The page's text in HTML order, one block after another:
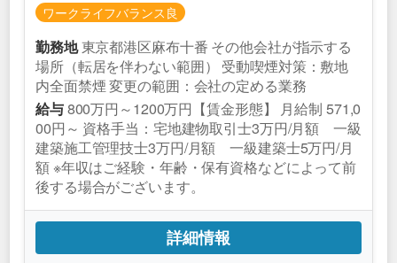
ワークライフバランス良
勤務地東京都港区麻布十番 その他会社が指示する
場所（転居を伴わない範囲） 受動喫煙対策：敷地
内全面禁煙 変更の範囲：会社の定める業務
給与800万円～1200万円【賃金形態】 月給制 571,0
00円～ 資格手当：宅地建物取引士3万円/月額 一級
建築施工管理技士3万円/月額 一級建築士5万円/月
額 ※年収はご経験・年齢・保有資格などによって前
後する場合がございます。
詳細情報